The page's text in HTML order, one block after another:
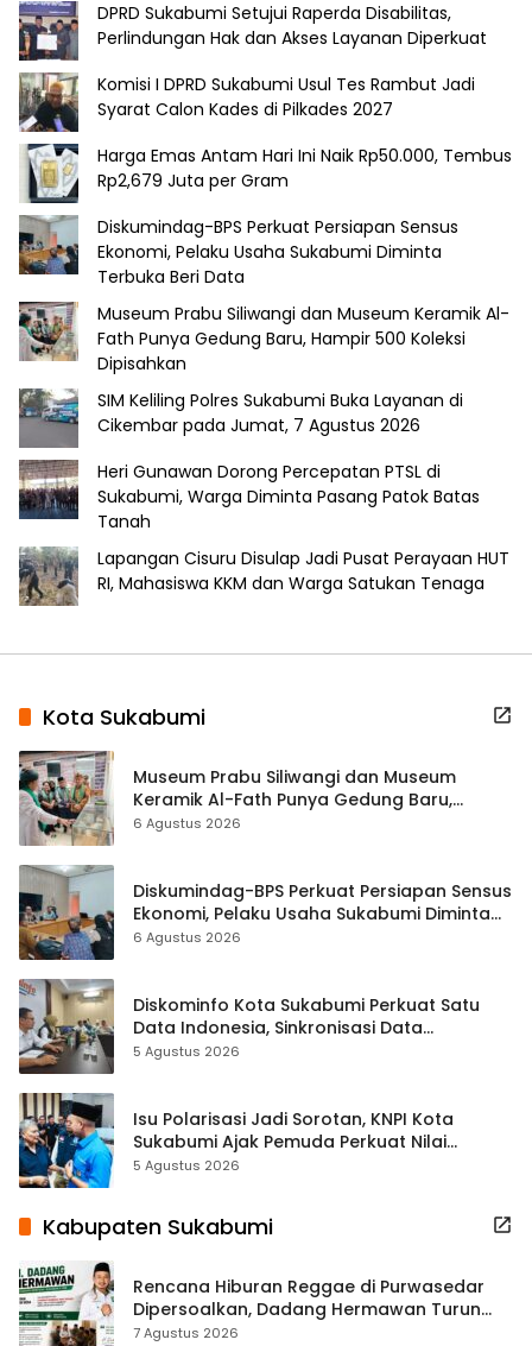
DPRD Sukabumi Setujui Raperda Disabilitas,
Perlindungan Hak dan Akses Layanan Diperkuat
Komisi I DPRD Sukabumi Usul Tes Rambut Jadi
Syarat Calon Kades di Pilkades 2027
Harga Emas Antam Hari Ini Naik Rp50.000, Tembus
Rp2,679 Juta per Gram
Diskumindag-BPS Perkuat Persiapan Sensus
Ekonomi, Pelaku Usaha Sukabumi Diminta
Terbuka Beri Data
Museum Prabu Siliwangi dan Museum Keramik Al-
Fath Punya Gedung Baru, Hampir 500 Koleksi
Dipisahkan
SIM Keliling Polres Sukabumi Buka Layanan di
Cikembar pada Jumat, 7 Agustus 2026
Heri Gunawan Dorong Percepatan PTSL di
Sukabumi, Warga Diminta Pasang Patok Batas
Tanah
Lapangan Cisuru Disulap Jadi Pusat Perayaan HUT
RI, Mahasiswa KKM dan Warga Satukan Tenaga
Kota Sukabumi
Museum Prabu Siliwangi dan Museum
Keramik Al-Fath Punya Gedung Baru,
Hampir 500 Koleksi Dipisahkan
6 Agustus 2026
Diskumindag-BPS Perkuat Persiapan Sensus
Ekonomi, Pelaku Usaha Sukabumi Diminta
Terbuka Beri Data
6 Agustus 2026
Diskominfo Kota Sukabumi Perkuat Satu
Data Indonesia, Sinkronisasi Data
Kewilayahan Dikebut
5 Agustus 2026
Isu Polarisasi Jadi Sorotan, KNPI Kota
Sukabumi Ajak Pemuda Perkuat Nilai
Kebangsaan
5 Agustus 2026
Kabupaten Sukabumi
Rencana Hiburan Reggae di Purwasedar
Dipersoalkan, Dadang Hermawan Turun
Memfasilitasi Musyawarah
7 Agustus 2026